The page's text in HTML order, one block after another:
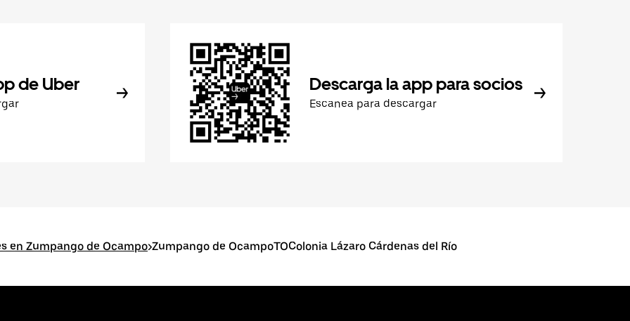
de Uber Descarga la app para socios
Escanea para descargar
en Zumpango de Ocampo>Zumpango de OcampoTOColonia Lázaro Cárdenas del Río